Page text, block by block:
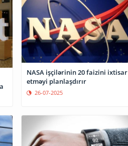
NASA işçilərinin 20 faizini ixtisar
etməyi planlaşdırır
26-07-2025